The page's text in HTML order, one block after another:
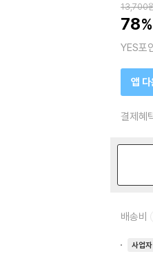
13,700
78
YES포
앱
결제혜
배송비
사업자